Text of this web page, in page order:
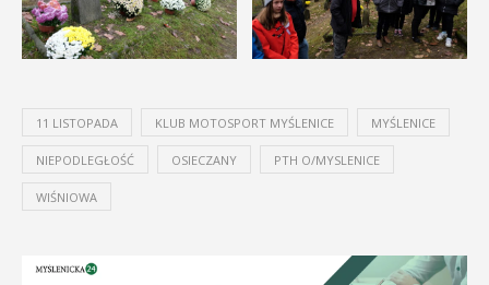
11 LISTOPADA KLUB MOTOSPORT MYŚLENICE MYŚLENICE
NIEPODLEGŁOŚĆ OSIECZANY PTH O/MYSLENICE
WIŚNIOWA